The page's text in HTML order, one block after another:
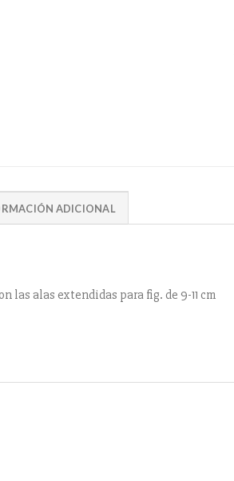
ADICIONAL
las alas extendidas para fig. de 9-11 cm